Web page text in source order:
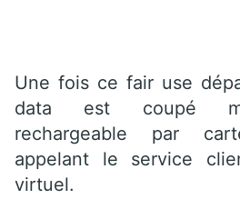
Une fois ce fair use
data est coupé
rechargeable par
appelant le service
virtuel.